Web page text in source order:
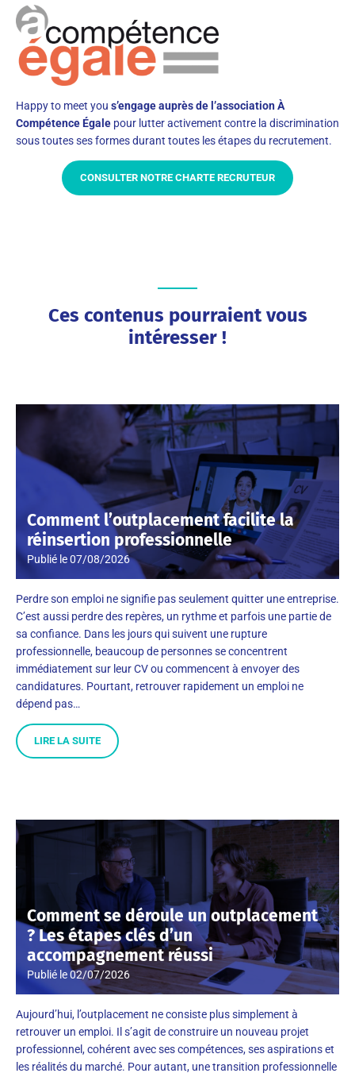
Happy to meet you s’engage auprès de l’association À
Compétence Égale pour lutter activement contre la discrimination
sous toutes ses formes durant toutes les étapes du recrutement.
CONSULTER NOTRE CHARTE RECRUTEUR
Ces contenus pourraient vous
intéresser !
Comment l’outplacement facilite la
réinsertion professionnelle
Publié le07/08/2026
Perdre son emploi ne signifie pas seulement quitter une entreprise.
C’est aussi perdre des repères, un rythme et parfois une partie de
sa confiance. Dans les jours qui suivent une rupture
professionnelle, beaucoup de personnes se concentrent
immédiatement sur leur CV ou commencent à envoyer des
candidatures. Pourtant, retrouver rapidement un emploi ne
dépend pas…
LIRE LA SUITE
Comment se déroule un outplacement
? Les étapes clés d’un
accompagnement réussi
Publié le02/07/2026
Aujourd’hui, l’outplacement ne consiste plus simplement à
retrouver un emploi. Il s’agit de construire un nouveau projet
professionnel, cohérent avec ses compétences, ses aspirations et
les réalités du marché. Pour autant, une transition professionnelle